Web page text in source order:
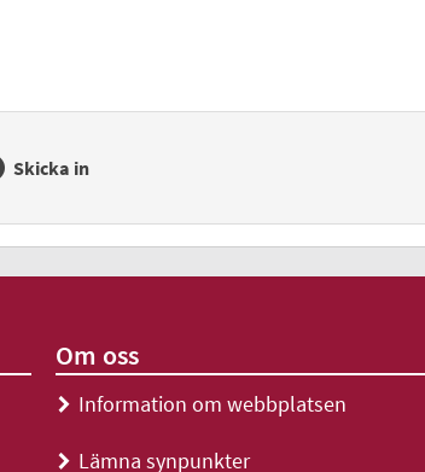
Skicka in
Om oss
> Information om webbplatsen
> Lämna synpunkter